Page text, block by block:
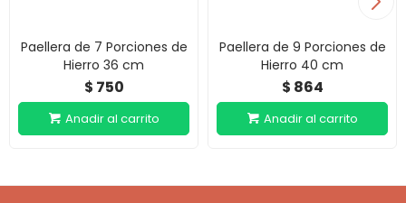
Paellera de 7 Porciones de
Hierro 36 cm
$ 750
Paellera de 9 Porciones de
Hierro 40 cm
$ 864